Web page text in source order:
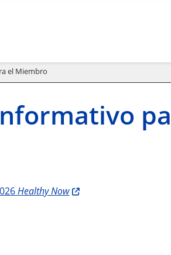
el Miembro
Healthy Now